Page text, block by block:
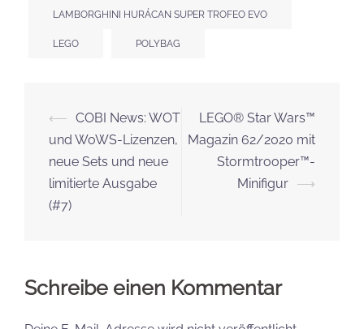
LAMBORGHINI HURÁCAN SUPER TROFEO EVO
LEGO POLYBAG
Beitrags-
Navigation
⟵ COBI News: WOT
und WoWS-Lizenzen,
neue Sets und neue
limitierte Ausgabe
(#7)
LEGO® Star Wars™
Magazin 62/2020 mit
Stormtrooper™-
Minifigur ⟶
Schreibe einen Kommentar